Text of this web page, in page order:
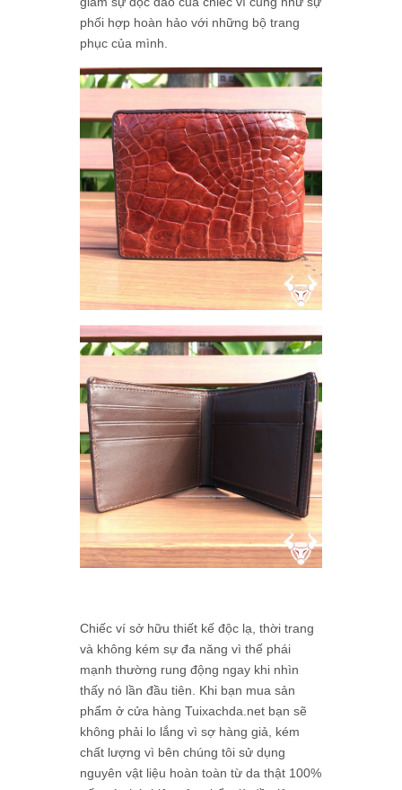
phối hợp hoàn hảo với những bộ trang
phục của mình.
Chiếc ví sở hữu thiết kế độc lạ, thời trang
và không kém sự đa năng vì thế phái
mạnh thường rung động ngay khi nhìn
thấy nó lần đầu tiên. Khi bạn mua sản
phẩm ở cửa hàng Tuixachda.net bạn sẽ
không phải lo lắng vì sợ hàng giả, kém
chất lượng vì bên chúng tôi sử dụng
nguyên vật liệu hoàn toàn từ da thật 100%